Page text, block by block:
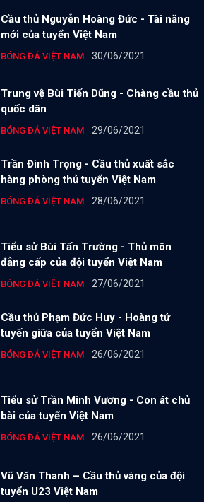
Cầu thủ Nguyễn Hoàng Đức - Tài năng
mới của tuyển Việt Nam
BÓNG ĐÁ VIỆT NAM 30/06/2021
Trung vệ Bùi Tiến Dũng - Chàng cầu thủ
quốc dân
BÓNG ĐÁ VIỆT NAM 29/06/2021
Trần Đình Trọng - Cầu thủ xuất sắc
hàng phòng thủ tuyển Việt Nam
BÓNG ĐÁ VIỆT NAM 28/06/2021
Tiểu sử Bùi Tấn Trường - Thủ môn
đẳng cấp của đội tuyển Việt Nam
BÓNG ĐÁ VIỆT NAM 27/06/2021
Cầu thủ Phạm Đức Huy - Hoàng tử
tuyến giữa của tuyển Việt Nam
BÓNG ĐÁ VIỆT NAM 26/06/2021
Tiểu sử Trần Minh Vương - Con át chủ
bài của tuyển Việt Nam
BÓNG ĐÁ VIỆT NAM 26/06/2021
Vũ Văn Thanh – Cầu thủ vàng của đội
tuyển U23 Việt Nam